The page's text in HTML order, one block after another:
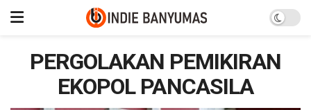
PERGOLAKAN PEMIKIRAN
EKOPOL PANCASILA